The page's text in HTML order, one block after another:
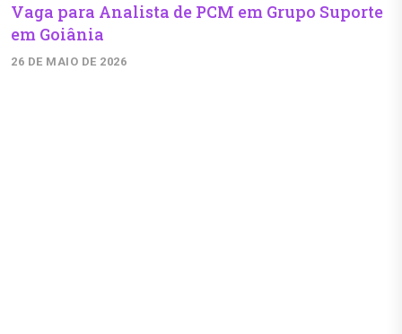
Vaga para Analista de PCM em Grupo Suporte
em Goiânia
26 DE MAIO DE 2026